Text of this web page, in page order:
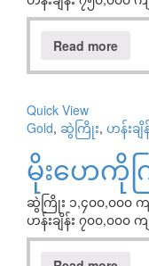
Read more
Quick View
Gold, ဆွဲကြိုး, ဟန်းခ
မိုးဟေကိုက
ဆွဲကြိုး ၁,၄၀၀,၀၀၀ က
ဟန်းချိန်း ၇၀၀,၀၀၀ က